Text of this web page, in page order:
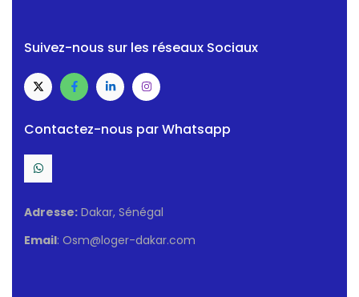
Suivez-nous sur les réseaux Sociaux
Contactez-nous par Whatsapp
Adresse: Dakar, Sénégal
Email: Osm@loger-dakar.com